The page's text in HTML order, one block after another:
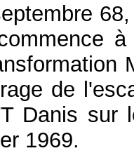
de
Danis sur
1969.